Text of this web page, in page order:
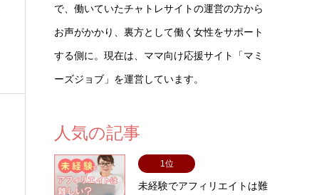
で、働いていたチャトレサイトの運営の方から
お声がかかり、裏方として働く女性をサポート
する側に。現在は、ママ向け応援サイト「マミ
ーズジョブ」を運営しています。
人気の記事
1位
未経験でアフィリエイトは難